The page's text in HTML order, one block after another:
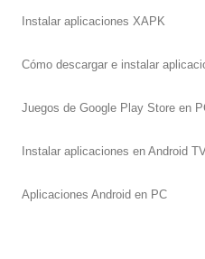
Instalar aplicaciones XAPK
Cómo descargar e instalar
Juegos de Google Play Store en
Instalar aplicaciones en Android
Aplicaciones Android en PC